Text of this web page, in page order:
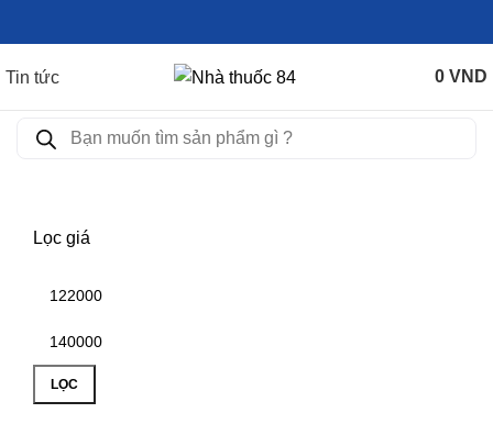
Tin tức 0 VND
Lọc giá
LỌC